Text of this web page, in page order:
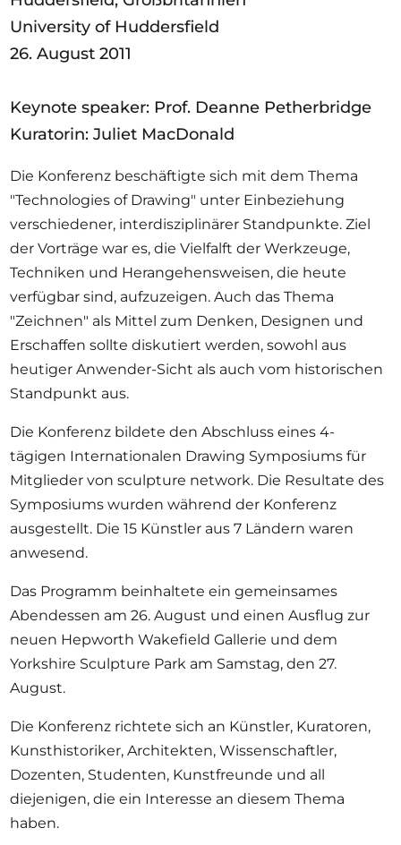
Ausschreibungen
Mitglied werden
Künstler:innen
Über uns
Spenden
Partners
Help
Kontakt
University of Huddersfield
26. August 2011
Keynote speaker: Prof. Deanne Petherbridge
Kuratorin: Juliet MacDonald
Die Konferenz beschäftigte sich mit dem Thema
"Technologies of Drawing" unter Einbeziehung
verschiedener, interdisziplinärer Standpunkte. Ziel
der Vorträge war es, die Vielfalft der Werkzeuge,
Techniken und Herangehensweisen, die heute
verfügbar sind, aufzuzeigen. Auch das Thema
"Zeichnen" als Mittel zum Denken, Designen und
Erschaffen sollte diskutiert werden, sowohl aus
heutiger Anwender-Sicht als auch vom historischen
Standpunkt aus.
Die Konferenz bildete den Abschluss eines 4-
tägigen Internationalen Drawing Symposiums für
Mitglieder von sculpture network. Die Resultate des
Symposiums wurden während der Konferenz
ausgestellt. Die 15 Künstler aus 7 Ländern waren
anwesend.
Das Programm beinhaltete ein gemeinsames
Abendessen am 26. August und einen Ausflug zur
neuen Hepworth Wakefield Gallerie und dem
Yorkshire Sculpture Park am Samstag, den 27.
August.
Die Konferenz richtete sich an Künstler, Kuratoren,
Kunsthistoriker, Architekten, Wissenschaftler,
Dozenten, Studenten, Kunstfreunde und all
diejenigen, die ein Interesse an diesem Thema
haben.